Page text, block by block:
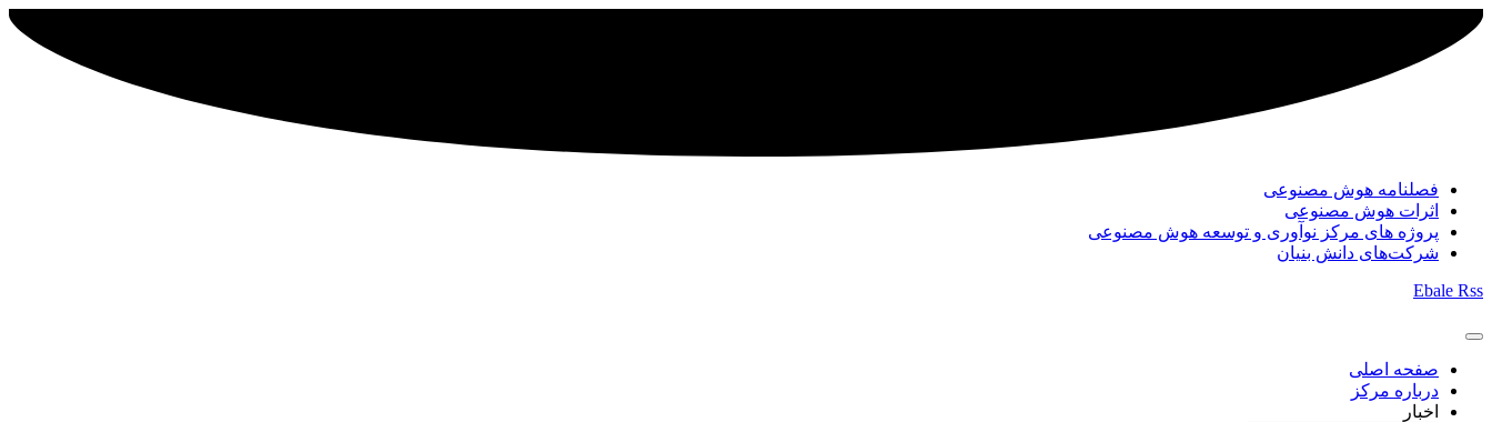
فصلنامه هوش مصنوعی
اثرات هوش مصنوعی
پروژه های مرکز نوآوری و توسعه هوش مصنوعی
شرکت‌های دانش بنیان
Ebale Rss
صفحه اصلی
درباره مرکز
اخبار